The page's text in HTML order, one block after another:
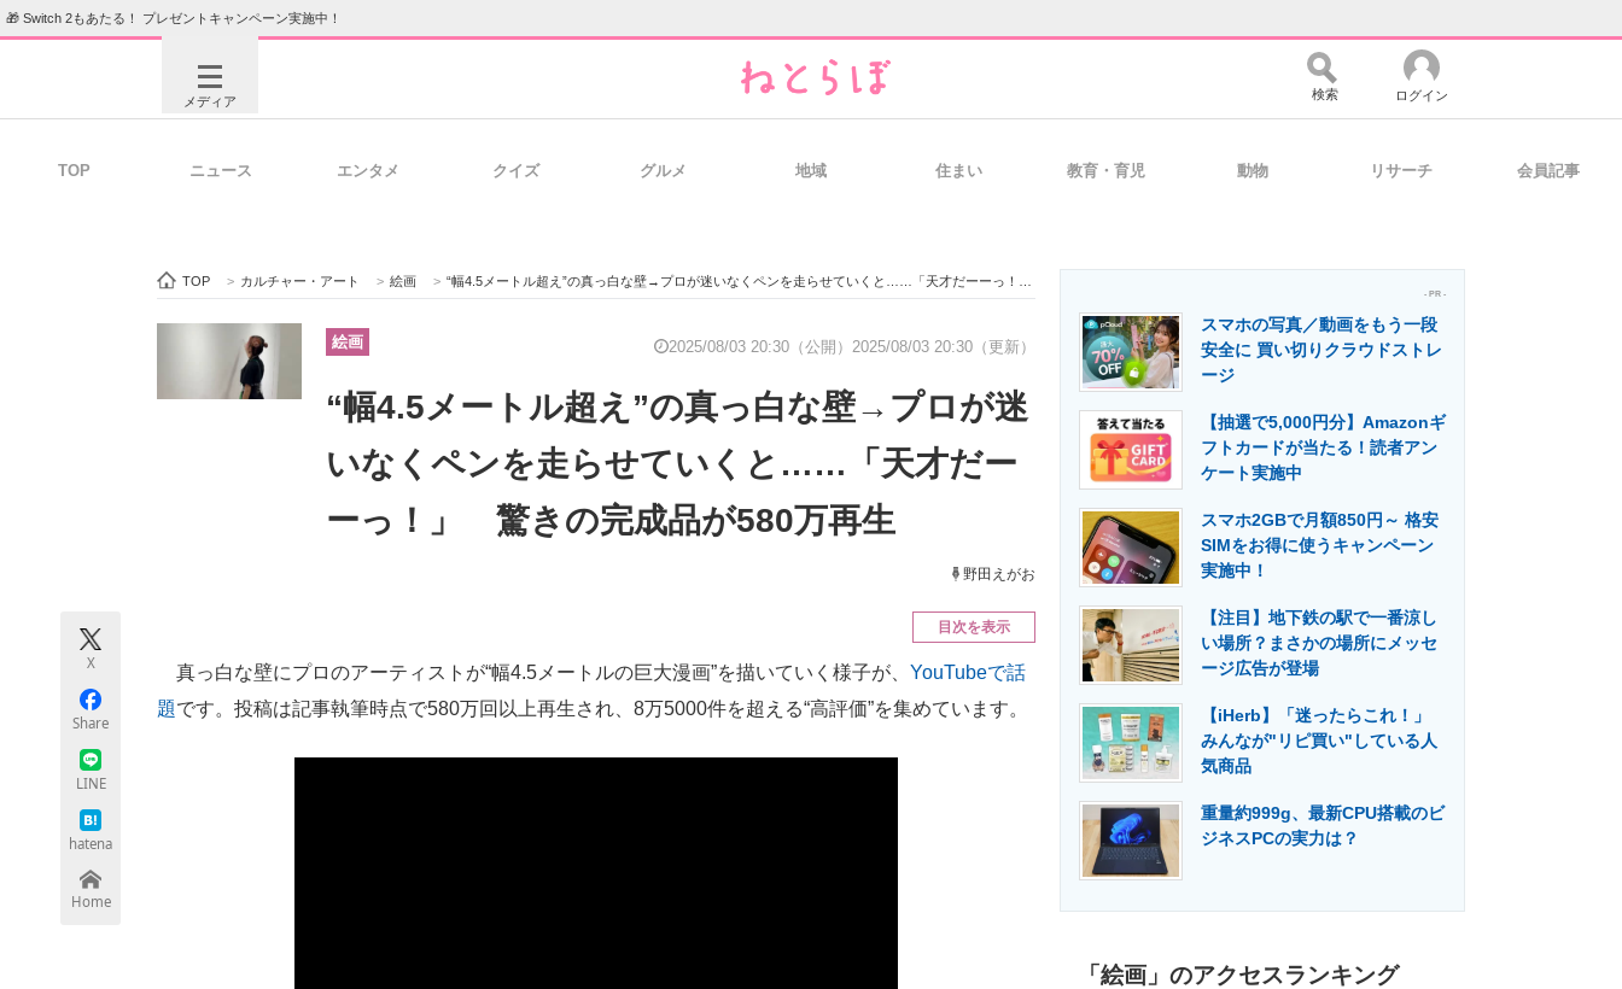
🎁 Switch 2もあたる！ プレゼントキャンペーン実施中！
メディア
ビジネスと働き方のヒント 経営リーダーのコミュニティ マーケ×ITの今がよく分かる
企業向けIT製品の総合サイト 製造業のIT導入・活用を支援
エネルギーの専門メディア 建設×テクノロジーの最前線
ちょっと気になるネットの話題
検索 ログイン
TOP ニュース エンタメ クイズ グルメ 地域 住まい 教育・育児 動物 リサーチ 会員記事
TOP > カルチャー・アート > 絵画 > “幅4.5メートル超え”の真っ白な壁→プロが迷いなくペンを走らせていくと……「天才だーーっ！」 驚きの完成品が580万再生
絵画 2025/08/03 20:30（公開） 2025/08/03 20:30（更新）
“幅4.5メートル超え”の真っ白な壁→プロが迷
いなくペンを走らせていくと……「天才だー
ーっ！」 驚きの完成品が580万再生
野田えがお
X
Share
LINE
hatena
Home
目次を表示
真っ白な壁にプロのアーティストが“幅4.5メートルの巨大漫画”を描いていく様子が、 YouTubeで話
題です。投稿は記事執筆時点で580万回以上再生され、8万5000件を超える“高評価”を集めています。
- PR -
スマホの写真／動画をもう一段
安全に 買い切りクラウドストレ
ージ
【抽選で5,000円分】Amazonギ
フトカードが当たる！読者アン
ケート実施中
スマホ2GBで月額850円～ 格安
SIMをお得に使うキャンペーン
実施中！
【注目】地下鉄の駅で一番涼し
い場所？まさかの場所にメッセ
ージ広告が登場
【iHerb】「迷ったらこれ！」
みんなが"リピ買い"している人
気商品
重量約999g、最新CPU搭載のビ
ジネスPCの実力は？
「絵画」のアクセスランキング